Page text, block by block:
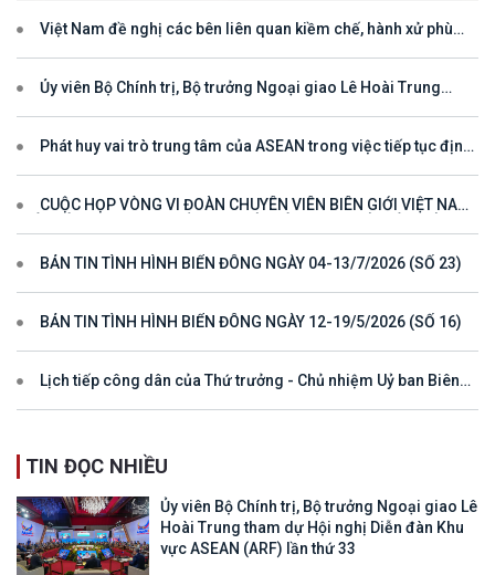
Việt Nam đề nghị các bên liên quan kiềm chế, hành xử phù
phán đối với vùng đặc quyền kinh tế và thềm lục địa của quốc gia
ven biển
Ủy viên Bộ Chính trị, Bộ trưởng Ngoại giao Lê Hoài Trung
Phát huy vai trò trung tâm của ASEAN trong việc tiếp tục định
CUỘC HỌP VÒNG VI ĐOÀN CHUYÊN VIÊN BIÊN GIỚI VIỆT NAM
TRIỂN
BẢN TIN TÌNH HÌNH BIỂN ĐÔNG NGÀY 04-13/7/2026 (SỐ 23)
BẢN TIN TÌNH HÌNH BIỂN ĐÔNG NGÀY 12-19/5/2026 (SỐ 16)
Lịch tiếp công dân của Thứ trưởng - Chủ nhiệm Uỷ ban Biên
TIN ĐỌC NHIỀU
Ủy viên Bộ Chính trị, Bộ trưởng Ngoại giao Lê
Hoài Trung tham dự Hội nghị Diễn đàn Khu
vực ASEAN (ARF) lần thứ 33